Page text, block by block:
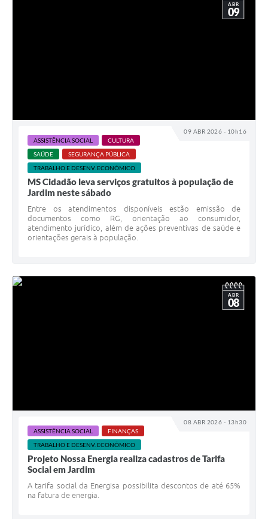
09 ABR 2026 - 10h16
ABR
09
ASSISTÊNCIA SOCIAL
CULTURA
SAÚDE
SEGURANÇA PÚBLICA
TRABALHO E DESENV. ECONÔMICO
MS Cidadão leva serviços gratuitos à população de
Jardim neste sábado
Entre os atendimentos disponíveis estão emissão de
documentos como RG, orientação ao consumidor,
atendimento jurídico, além de ações preventivas de saúde e
orientações gerais à população.
08 ABR 2026 - 13h30
ABR
08
ASSISTÊNCIA SOCIAL
FINANÇAS
TRABALHO E DESENV. ECONÔMICO
Projeto Nossa Energia realiza cadastros de Tarifa
Social em Jardim
A tarifa social da Energisa possibilita descontos de até 65%
na fatura de energia.